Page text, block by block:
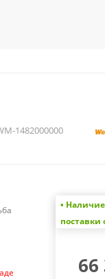
1482000000
•
поставки
66